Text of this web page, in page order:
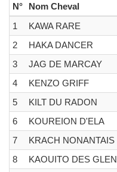
N° Nom Cheval
1
KAWA RARE
2
HAKA DANCER
3
JAG DE MARCAY
4
KENZO GRIFF
5
KILT DU RADON
6
KOUREION D'ELA
7
KRACH NONANTAIS
8
KAOUITO DES